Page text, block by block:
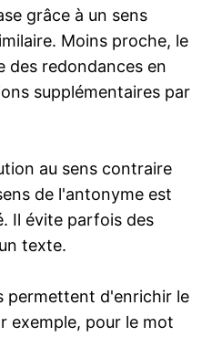
grâce à un sens
Moins proche, le
des redondances en
supplémentaires par
au sens contraire
de l'antonyme est
Il évite parfois des
texte.
permettent d'enrichir le
exemple, pour le mot